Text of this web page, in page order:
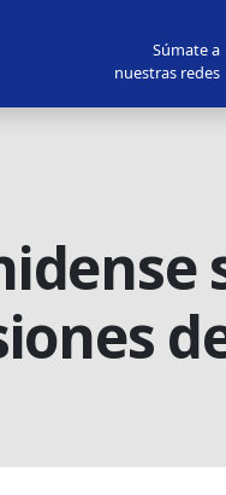
Súmate a
nuestras redes